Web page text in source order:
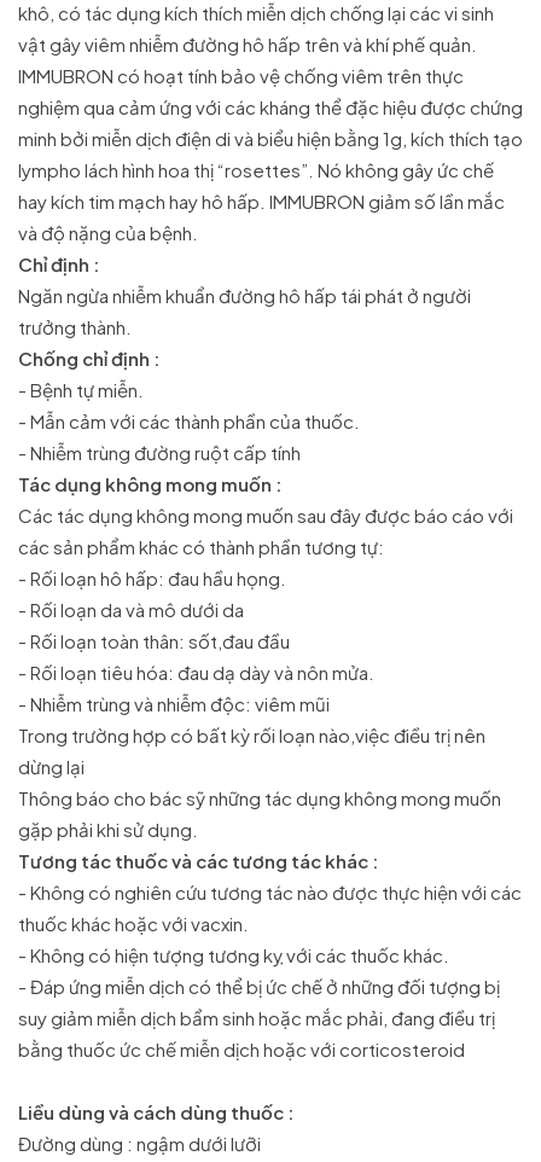
khô, có tác dụng kích thích miễn dịch chống lại các vi sinh
vật gây viêm nhiễm đường hô hấp trên và khí phế quản.
IMMUBRON có hoạt tính bảo vệ chống viêm trên thực
nghiệm qua cảm ứng với các kháng thể đặc hiệu được chứng
minh bởi miễn dịch điện di và biểu hiện bằng 1g, kích thích tạo
lympho lách hình hoa thị “rosettes”. Nó không gây ức chế
hay kích tim mạch hay hô hấp. IMMUBRON giảm số lần mắc
và độ nặng của bệnh.
Chỉ định :
Ngăn ngừa nhiễm khuẩn đường hô hấp tái phát ở người
trưởng thành.
Chống chỉ định :
- Bệnh tự miễn.
- Mẫn cảm với các thành phần của thuốc.
- Nhiễm trùng đường ruột cấp tính
Tác dụng không mong muốn :
Các tác dụng không mong muốn sau đây được báo cáo với
các sản phẩm khác có thành phần tương tự:
- Rối loạn hô hấp: đau hầu họng.
- Rối loạn da và mô dưới da
- Rối loạn toàn thân: sốt,đau đầu
- Rối loạn tiêu hóa: đau dạ dày và nôn mửa.
- Nhiễm trùng và nhiễm độc: viêm mũi
Trong trường hợp có bất kỳ rối loạn nào,việc điều trị nên
dừng lại
Thông báo cho bác sỹ những tác dụng không mong muốn
gặp phải khi sử dụng.
Tương tác thuốc và các tương tác khác :
- Không có nghiên cứu tương tác nào được thực hiện với các
thuốc khác hoặc với vacxin.
- Không có hiện tượng tương kỵ với các thuốc khác.
- Đáp ứng miễn dịch có thể bị ức chế ở những đối tượng bị
suy giảm miễn dịch bẩm sinh hoặc mắc phải, đang điều trị
bằng thuốc ức chế miễn dịch hoặc với corticosteroid
Liều dùng và cách dùng thuốc :
Đường dùng : ngậm dưới lưỡi